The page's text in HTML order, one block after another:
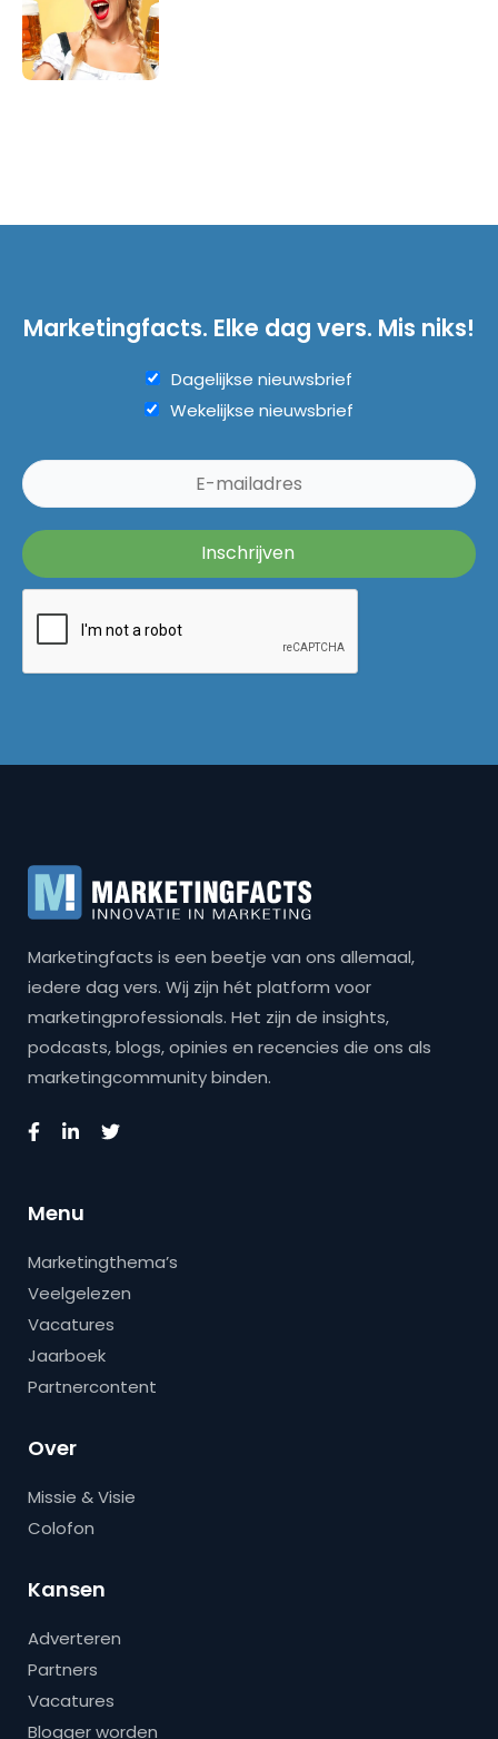
Marketingfacts. Elke dag vers. Mis niks!
Dagelijkse nieuwsbrief
Wekelijkse nieuwsbrief
Marketingfacts is een beetje van ons allemaal,
iedere dag vers. Wij zijn hét platform voor
marketingprofessionals. Het zijn de insights,
podcasts, blogs, opinies en recencies die ons als
marketingcommunity binden.
Menu
Marketingthema’s
Veelgelezen
Vacatures
Jaarboek
Partnercontent
Over
Missie & Visie
Colofon
Kansen
Adverteren
Partners
Vacatures
Blogger worden